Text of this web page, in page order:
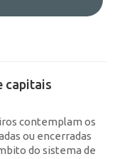
capitais
contemplam os
ou encerradas
do sistema de